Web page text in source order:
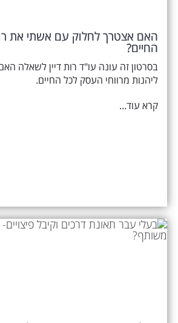
האם אצטרך לחלוק עם אשתי את
החיים?
בסרטון זה עונה עו"ד רות דיין לשאלה
ליהנות מרווחי העסק לכל החיים.
קרא עוד...